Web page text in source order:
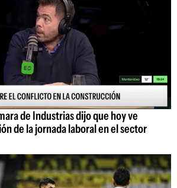
de Industrias dijo que hoy ve
de la jornada laboral en el sector